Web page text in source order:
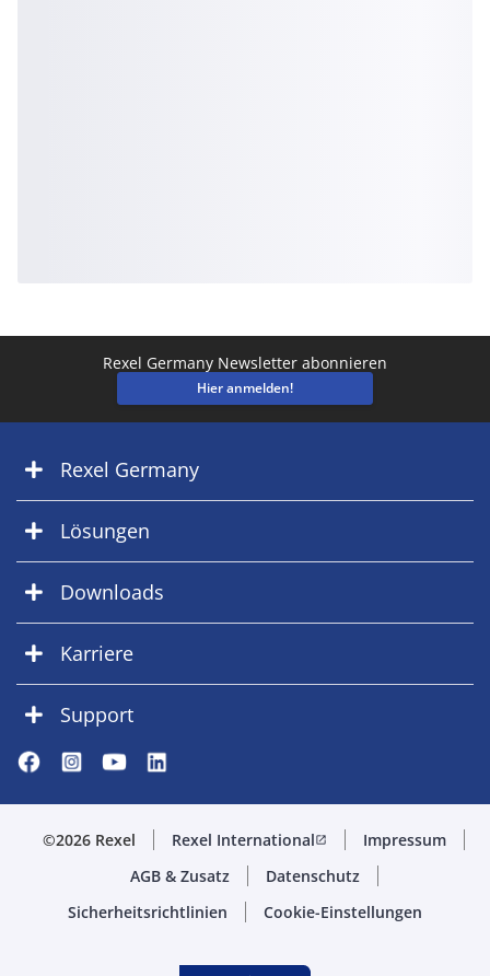
Rexel Germany Newsletter abonnieren
Hier anmelden!
Rexel Germany
Lösungen
Downloads
Karriere
Support
©2026 Rexel Rexel Internationalopen_in_new
Impressum
AGB & Zusatz
Datenschutz
Sicherheitsrichtlinien
Cookie-Einstellungen